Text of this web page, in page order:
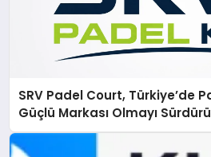
SRV Padel Court, Türkiye’de
Güçlü Markası Olmayı